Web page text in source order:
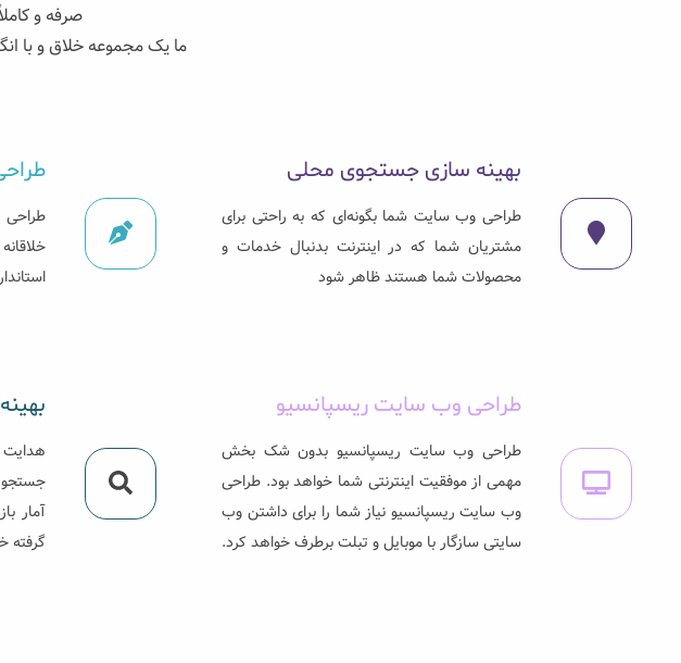
صرفه و
ما یک مجموعه خلاق و با
بهینه سازی جستجوی محلی
طراحی وب سایت شما بگونه‌ای که به راحتی برای
مشتریان شما که در اینترنت بدنبال خدمات و
محصولات شما هستند ظاهر شود
طراحی وب سایت ریسپانسیو
طراحی وب سایت ریسپانسیو بدون شک بخش
مهمی از موفقیت اینترنتی شما خواهد بود. طراحی
وب سایت ریسپانسیو نیاز شما را برای داشتن وب
سایتی سازگار با موبایل و تبلت برطرف خواهد کرد.
آمار
گرفته